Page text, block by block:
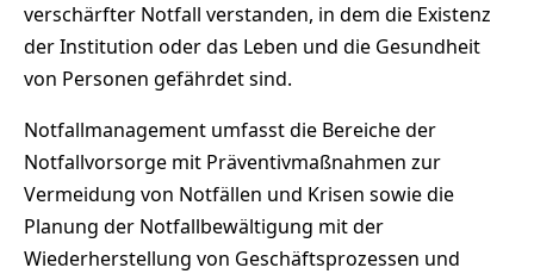
verschärfter Notfall verstanden, in dem die Existenz
der Institution oder das Leben und die Gesundheit
von Personen gefährdet sind.
Notfallmanagement umfasst die Bereiche der
Notfallvorsorge mit Präventivmaßnahmen zur
Vermeidung von Notfällen und Krisen sowie die
Planung der Notfallbewältigung mit der
Wiederherstellung von Geschäftsprozessen und